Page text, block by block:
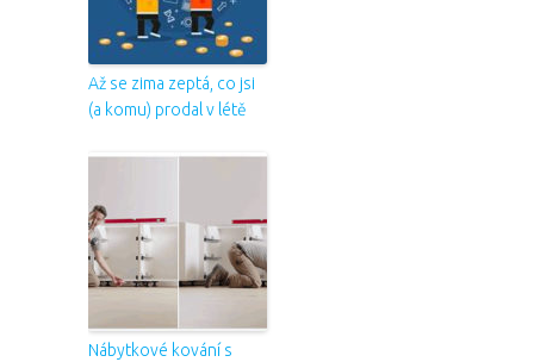
Až se zima zeptá, co jsi
(a komu) prodal v létě
Nábytkové kování s